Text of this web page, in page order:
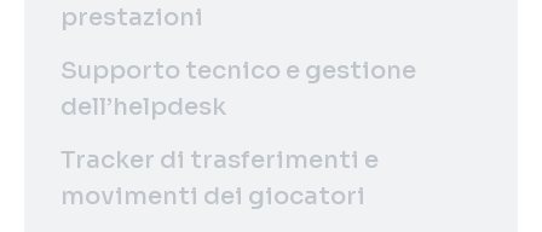
prestazioni
Supporto tecnico e gestione
dell’helpdesk
Tracker di trasferimenti e
movimenti dei giocatori